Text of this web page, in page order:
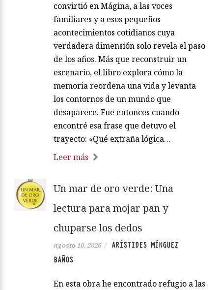
convirtió en Mágina, a las voces
familiares y a esos pequeños
acontecimientos cotidianos cuya
verdadera dimensión solo revela el paso
de los años. Más que reconstruir un
escenario, el libro explora cómo la
memoria reordena una vida y levanta
los contornos de un mundo que
desaparece. Fue entonces cuando
encontré esa frase que detuvo el
trayecto: «Qué extraña lógica…
Leer más
Un mar de oro verde: Una
lectura para mojar pan y
chuparse los dedos
agosto 10, 2026 /
ARÍSTIDES MÍNGUEZ
BAÑOS
En esta obra he encontrado refugio a las